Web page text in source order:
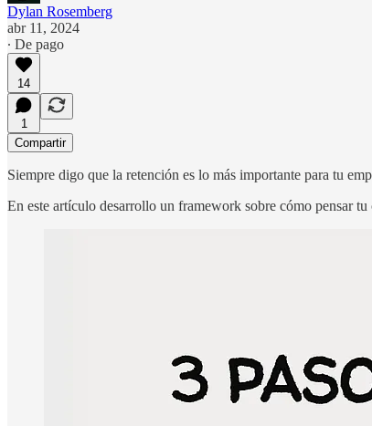
Dylan Rosemberg
abr 11, 2024
∙ De pago
14
1
Compartir
Siempre digo que la retención es lo más importante para tu
En este artículo desarrollo un framework sobre cómo pensar